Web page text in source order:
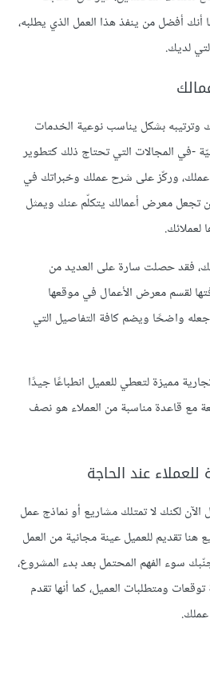
أنك أفضل من ينفذ هذا العمل الذي يطلبه،
لديك.
بشكل يناسب نوعية الخدمات
-في المجالات التي تحتاج ذلك كتطوير
عملك، وركّز على شرح عملك وخبراتك في
تجعل معرض أعمالك يتكلّم عنك ويمثل
لعملائك.
فقد حصلت سارة على العديد من
لقسم معرض الأعمال في موقعها
واضحًا ويضم كافة التفاصيل التي
مميزة لتعطي للعميل انطباعًا جيدًا
مع قاعدة مناسبة من العملاء هو نصف
لكنك لا تمتلك مشاريع أو نماذج عمل
هنا تقديم للعميل عينة مجانية من العمل
سوء الفهم المحتمل بعد بدء المشروع،
ومتطلبات العميل، كما أنها تقدم